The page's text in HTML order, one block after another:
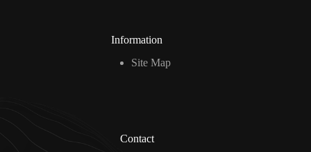
Information
Site Map
Contact